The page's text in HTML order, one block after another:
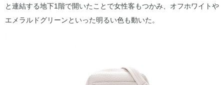
と連結する地下1階で開いたことで女性客もつかみ、オフホワイトや
エメラルドグリーンといった明るい色も動いた。